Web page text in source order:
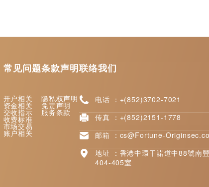
常见问题
开户相关
资金相关
交收指示
收费标准
市场交易
账户相关
条款声明
隐私权声明
免责声明
服务条款
联络我们
电话 ：+(852)3702-7021
传真 ：+(852)2151-1778
邮箱 ：cs@Fortune-
地址 ：香港中環干諾道中88號南
404-405室